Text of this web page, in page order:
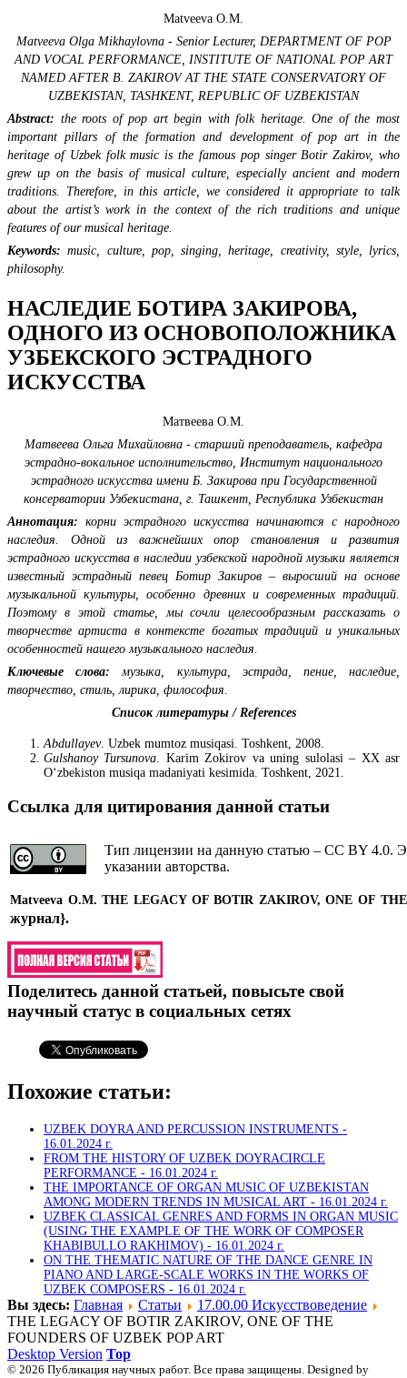
Matveeva O.M.
Matveeva Olga Mikhaylovna - Senior Lecturer, DEPARTMENT OF POP
AND VOCAL PERFORMANCE, INSTITUTE OF NATIONAL POP ART
NAMED AFTER B. ZAKIROV AT THE STATE CONSERVATORY OF
UZBEKISTAN, TASHKENT, REPUBLIC OF UZBEKISTAN
Abstract: the roots of pop art begin with folk heritage. One of the most
important pillars of the formation and development of pop art in the
heritage of Uzbek folk music is the famous pop singer Botir Zakirov, who
grew up on the basis of musical culture, especially ancient and modern
traditions. Therefore, in this article, we considered it appropriate to talk
about the artist’s work in the context of the rich traditions and unique
features of our musical heritage.
Keywords: music, culture, pop, singing, heritage, creativity, style, lyrics,
philosophy.
НАСЛЕДИЕ БОТИРА ЗАКИРОВА,
ОДНОГО ИЗ ОСНОВОПОЛОЖНИКА
УЗБЕКСКОГО ЭСТРАДНОГО
ИСКУССТВА
Матвеева О.М.
Матвеева Ольга Михайловна - старший преподаватель, кафедра
эстрадно-вокальное исполнительство, Институт национального
эстрадного искусства имени Б. Закирова при Государственной
консерватории Узбекистана, г. Ташкент, Республика Узбекистан
Аннотация: корни эстрадного искусства начинаются с народного
наследия. Одной из важнейших опор становления и развития
эстрадного искусства в наследии узбекской народной музыки является
известный эстрадный певец Ботир Закиров – выросший на основе
музыкальной культуры, особенно древних и современных традиций.
Поэтому в этой статье, мы сочли целесообразным рассказать о
творчестве артиста в контексте богатых традиций и уникальных
особенностей нашего музыкального наследия.
Ключевые слова: музыка, культура, эстрада, пение, наследие,
творчество, стиль, лирика, философия.
Список литературы / References
Abdullayev. Uzbek mumtoz musiqasi. Toshkent, 2008.
Gulshanoy Tursunova . Karim Zokirov va uning sulolasi – XX asr
O‘zbekiston musiqa madaniyati kesimida. Toshkent, 2021.
Ссылка для цитирования данной статьи
Тип лицензии на данную статью – CC BY 4.0.
указании авторства.
Matveeva O.M. THE LEGACY OF BOTIR ZAKIROV, ONE OF
журнал}.
Поделитесь данной статьей, повысьте свой
научный статус в социальных сетях
Похожие статьи:
UZBEK DOYRA AND PERCUSSION INSTRUMENTS -
16.01.2024 г.
FROM THE HISTORY OF UZBEK DOYRACIRCLE
PERFORMANCE - 16.01.2024 г.
THE IMPORTANCE OF ORGAN MUSIC OF UZBEKISTAN
AMONG MODERN TRENDS IN MUSICAL ART - 16.01.2024 г.
UZBEK CLASSICAL GENRES AND FORMS IN ORGAN MUSIC
(USING THE EXAMPLE OF THE WORK OF COMPOSER
KHABIBULLO RAKHIMOV) - 16.01.2024 г.
ON THE THEMATIC NATURE OF THE DANCE GENRE IN
PIANO AND LARGE-SCALE WORKS IN THE WORKS OF
UZBEK COMPOSERS - 16.01.2024 г.
Вы здесь: Главная Статьи
17.00.00 Искусствоведение
THE LEGACY OF BOTIR ZAKIROV, ONE OF THE
FOUNDERS OF UZBEK POP ART
Desktop Version Top
© 2026 Публикация научных работ. Все права защищены. Designed by